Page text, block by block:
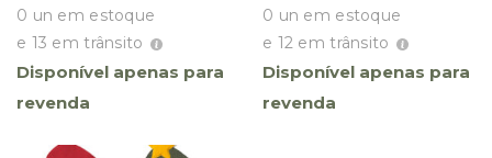
0 un em estoque
e 13 em trânsito
Disponível apenas para
revenda
0 un em estoque
e 12 em trânsito
Disponível apenas para
revenda